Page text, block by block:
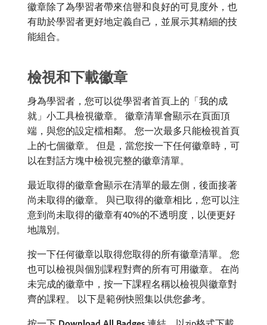
徽章除了為學習者帶來信譽和良好的可見度外，也
有助於學習者更好地定義自己，並展示其精細的技
能組合。
檢視和下載徽章
身為學習者，您可以從學習者首頁上的「我的成
就」小工具檢視徽章。 徽章清單會顯示在頁面頂
端，與您的設定檔相鄰。 您一次最多只能檢視首頁
上的七個徽章。 但是，當您按一下任何徽章時，可
以在對話方塊中檢視完整的徽章清單。
最近取得的徽章會顯示在清單的最左側，後面接著
尚未取得的徽章。 與已取得的徽章相比，您可以注
意到尚未取得的徽章有40%的不透明度，以便更好
地識別。
按一下任何徽章以取得您取得的所有徽章清單。 您
也可以檢視與個別課程對齊的所有可用徽章。 在尚
未完成的徽章中，按一下課程名稱以檢視與徽章對
齊的課程。 以下是範例快照集以供您參考。